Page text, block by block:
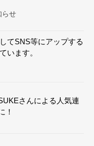
らせ
てSNS等にアップする
います。
さんによる人気連
！